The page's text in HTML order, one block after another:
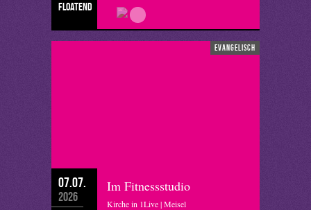
floatend
evangelisch
07.07.
2026
Im Fitnessstudio
Kirche in 1Live | Meisel